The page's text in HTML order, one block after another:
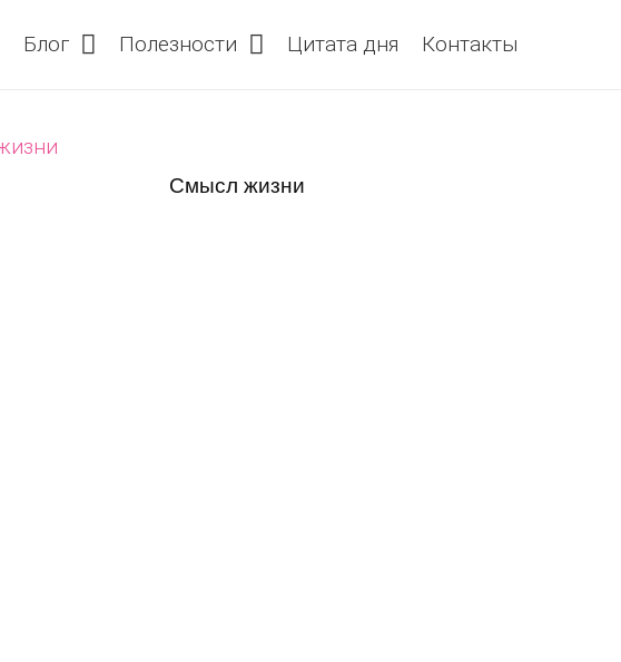
Блог Полезности Цитата дня Контакты
Смысл жизни